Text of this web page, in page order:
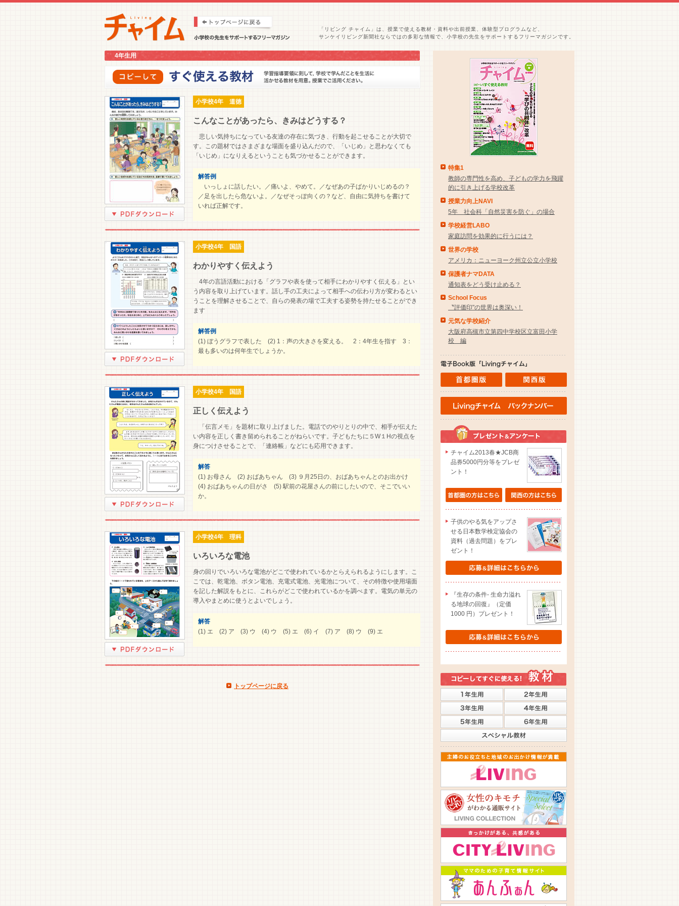
「リビング チャイム」は、授業で使える教材・資料や出前授業、体験型プログラムなど、
サンケイリビング新聞社ならではの多彩な情報で、小学校の先生をサポートするフリーマガジンです。
4年生用
小学校4年 道徳
こんなことがあったら、きみはどうする？
悲しい気持ちになっている友達の存在に気づき、行動を起こせることが大切で
す。この題材ではさまざまな場面を盛り込んだので、「いじめ」と思わなくても
「いじめ」になりえるということも気づかせることができます。
解答例
いっしょに話したい。／痛いよ、やめて。／なぜあの子ばかりいじめるの？
／足を出したら危ないよ。／なぜそっぽ向くの？など、自由に気持ちを書けて
いれば正解です。
小学校4年 国語
わかりやすく伝えよう
4年の言語活動における「グラフや表を使って相手にわかりやすく伝える」とい
う内容を取り上げています。話し手の工夫によって相手への伝わり方が変わるとい
うことを理解させることで、自らの発表の場で工夫する姿勢を持たせることができ
ます
解答例
(1) ぼうグラフで表した (2) 1：声の大きさを変える。 2：4年生を指す 3：
最も多いのは何年生でしょうか。
小学校4年 国語
正しく伝えよう
「伝言メモ」を題材に取り上げました。電話でのやりとりの中で、相手が伝えた
い内容を正しく書き留められることがねらいです。子どもたちに５W１Hの視点を
身につけさせることで、「連絡帳」などにも応用できます。
解答
(1) お母さん (2) おばあちゃん (3) ９月25日の、おばあちゃんとのお出かけ
(4) おばあちゃんの日がさ (5) 駅前の花屋さんの前にしたいので、そこでいい
か。
小学校4年 理科
いろいろな電池
身の回りでいろいろな電池がどこで使われているかとらえられるようにします。こ
こでは、乾電池、ボタン電池、充電式電池、光電池について、その特徴や使用場面
を記した解説をもとに、これらがどこで使われているかを調べます。電気の単元の
導入やまとめに使うとよいでしょう。
解答
(1) エ (2) ア (3) ウ (4) ウ (5) エ (6) イ (7) ア (8) ウ (9) エ
トップページに戻る
特集1
教師の専門性を高め、子どもの学力を飛躍
的に引き上げる学校改革
授業力向上NAVI
5年 社会科「自然災害を防ぐ」の場合
学校経営LABO
家庭訪問を効果的に行うには？
世界の学校
アメリカ：ニューヨーク州立公立小学校
保護者ナマDATA
通知表をどう受け止める？
School Focus
〝評価印"の世界は奥深い！
元気な学校紹介
大阪府高槻市立第四中学校区立富田小学
校 編
チャイム2013春★JCB商
品券5000円分等をプレゼ
ント！
子供のやる気をアップさ
せる日本数学検定協会の
資料（過去問題）をプレ
ゼント！
『生存の条件- 生命力溢れ
る地球の回復』（定価
1000 円）プレゼント！